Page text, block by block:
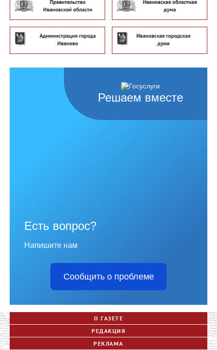
Решаем вместе
Есть вопрос?
Напишите нам
Сообщить о проблеме
О ГАЗЕТЕ
РЕДАКЦИЯ
РЕКЛАМА